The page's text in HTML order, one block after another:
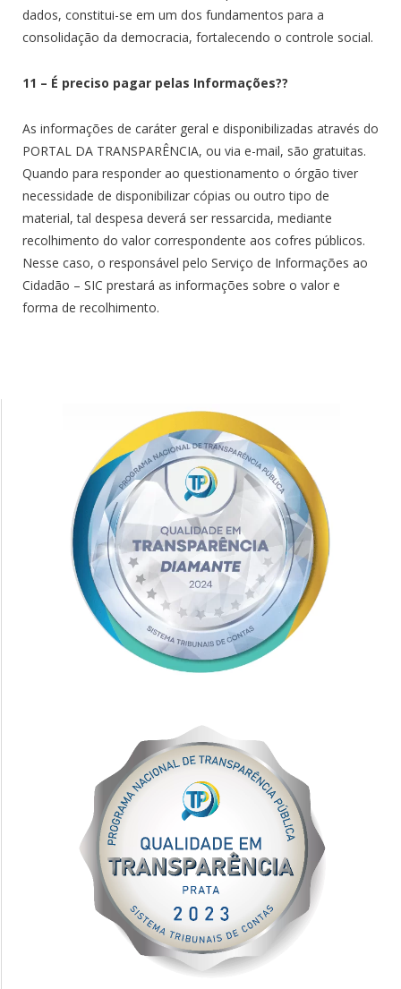
dados, constitui-se em um dos fundamentos para a
consolidação da democracia, fortalecendo o controle social.
11 – É preciso pagar pelas Informações??
As informações de caráter geral e disponibilizadas através do
PORTAL DA TRANSPARÊNCIA, ou via e-mail, são gratuitas.
Quando para responder ao questionamento o órgão tiver
necessidade de disponibilizar cópias ou outro tipo de
material, tal despesa deverá ser ressarcida, mediante
recolhimento do valor correspondente aos cofres públicos.
Nesse caso, o responsável pelo Serviço de Informações ao
Cidadão – SIC prestará as informações sobre o valor e
forma de recolhimento.